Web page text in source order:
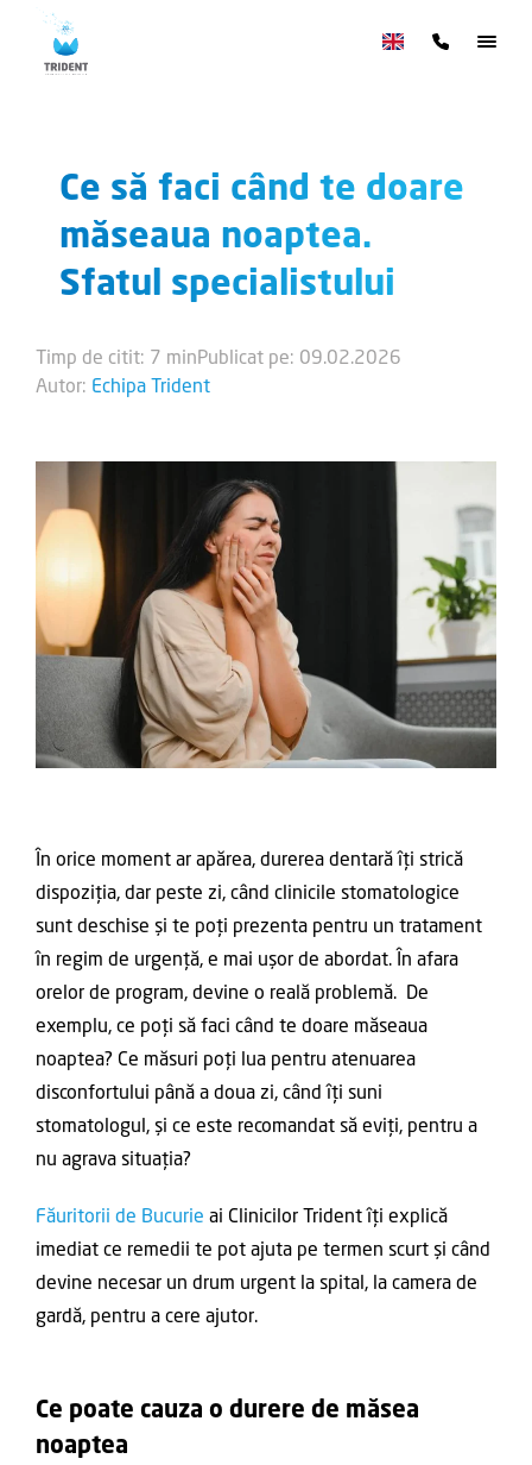
Ce să faci când te doare
măseaua noaptea.
Sfatul specialistului
Timp de citit: 7 minPublicat pe: 09.02.2026
Autor: Echipa Trident
În orice moment ar apărea, durerea dentară îți strică
dispoziția, dar peste zi, când clinicile stomatologice
sunt deschise și te poți prezenta pentru un tratament
în regim de urgență, e mai ușor de abordat. În afara
orelor de program, devine o reală problemă. De
exemplu, ce poți să faci când te doare măseaua
noaptea? Ce măsuri poți lua pentru atenuarea
disconfortului până a doua zi, când îți suni
stomatologul, și ce este recomandat să eviți, pentru a
nu agrava situația?
Făuritorii de Bucurie ai Clinicilor Trident îți explică
imediat ce remedii te pot ajuta pe termen scurt și când
devine necesar un drum urgent la spital, la camera de
gardă, pentru a cere ajutor.
Ce poate cauza o durere de măsea
noaptea